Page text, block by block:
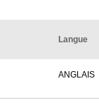
Langue
ANGLAIS